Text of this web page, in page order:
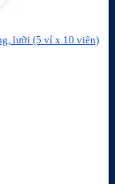
lưỡi (5 vỉ x 10 viên)